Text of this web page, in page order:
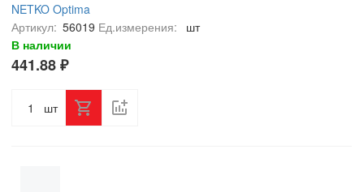
NETKO Optima
Артикул: 56019 Ед.измерения:
шт
В наличии
441.88 ₽
шт